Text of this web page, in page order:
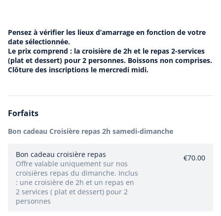
Le bateau de croisière Charlemagne vous
accueille d’avril à octobre pour vous faire
découvrir la magnifique vallée de la
Croisières repas 2h
Pensez à vérifier les lieux d’amarrage en fonction de votre
date sélectionnée.
Le prix comprend : la croisière de 2h et le repas 2-services
(plat et dessert) pour 2 personnes. Boissons non comprises.
Clôture des inscriptions le mercredi midi.
Forfaits
Bon cadeau Croisière repas 2h samedi-dimanche
Bon cadeau croisière repas
Offre valable uniquement sur nos
croisières repas du dimanche. Inclus
: une croisière de 2h et un repas en
2 services ( plat et dessert) pour 2
personnes
€70.00